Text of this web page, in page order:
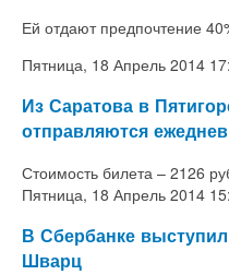
Ей отдают предпочтение
Пятница, 18 Апрель 2014
Из Саратова в
отправляются
Стоимость билета – 2126
Пятница, 18 Апрель 2014
В Сбербанке
Шварц